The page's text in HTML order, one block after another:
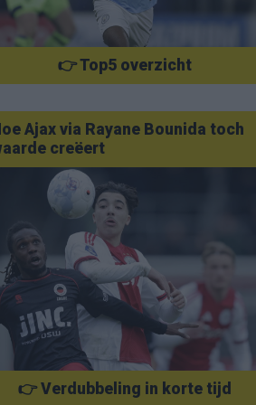
👉 Top5 overzicht
Ajax via Rayane Bounida toch
creëert
👉 Verdubbeling in korte tijd